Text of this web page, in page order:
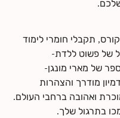
תקבלי חומרי לימוד
של פשוט ללדת-
של מארי מונגן-
מודרך והצהרות
ואהובה ברחבי העולם.
בתרגול שלך.